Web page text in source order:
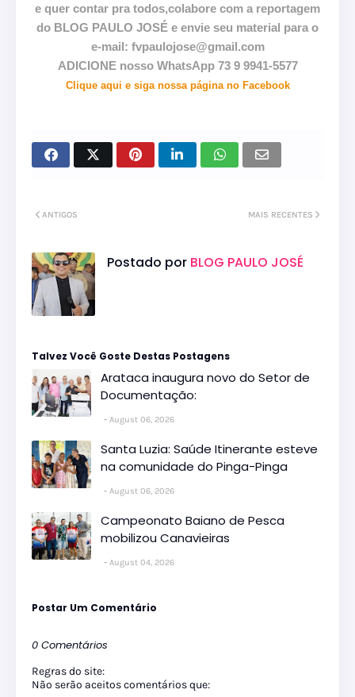
e quer contar pra todos,colabore com a reportagem
do BLOG PAULO JOSÉ e envie seu material para o
e-mail: fvpaulojose@gmail.com
ADICIONE nosso WhatsApp 73 9 9941-5577
Clique aqui e siga nossa página no Facebook
MAIS RECENTES
ANTIGOS
Postado por BLOG PAULO JOSÉ
Talvez Você Goste Destas Postagens
Arataca inaugura novo do Setor de
Documentação:
August 06, 2026
Santa Luzia: Saúde Itinerante esteve
na comunidade do Pinga-Pinga
August 06, 2026
Campeonato Baiano de Pesca
mobilizou Canavieiras
August 04, 2026
Postar Um Comentário
0 Comentários
Regras do site:
Não serão aceitos comentários que: